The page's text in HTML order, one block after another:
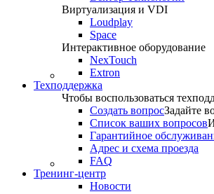
Виртуализация и VDI
Loudplay
Space
Интерактивное оборудование
NexTouch
Extron
Техподдержка
Чтобы воспользоваться
Создать вопросЗадайте
Список ваших вопросов
Гарантийное
Адрес и схема проезда
FAQ
Тренинг-центр
Новости